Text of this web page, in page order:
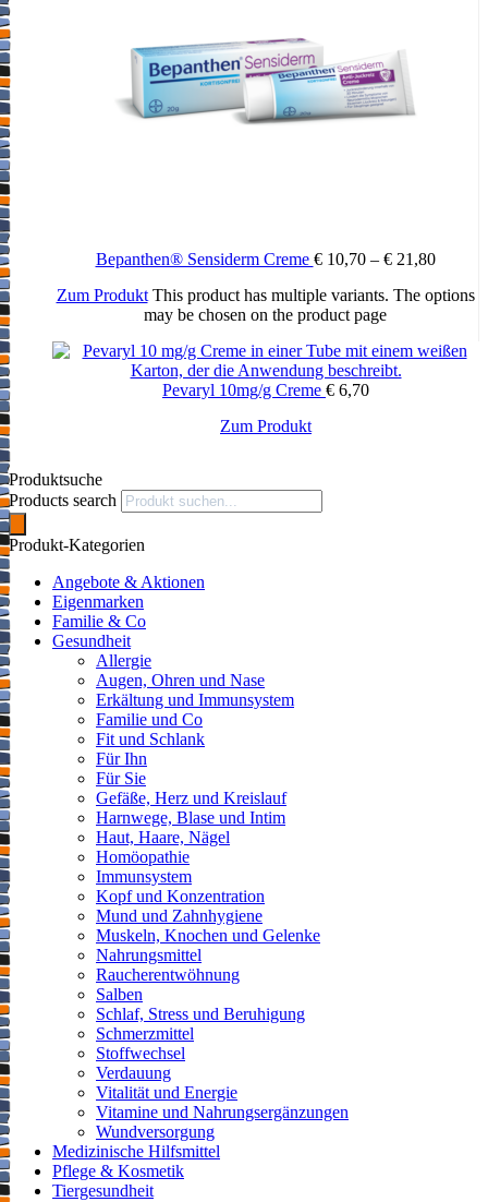
Bepanthen® Sensiderm Creme €10,70– €21,80
Zum Produkt This product has multiple variants. The options
may be chosen on the product page
Pevaryl 10mg/g Creme € 6,70
Zum Produkt
Produktsuche
Products search
Produkt-Kategorien
Angebote & Aktionen
Eigenmarken
Familie & Co
Gesundheit
Allergie
Augen, Ohren und Nase
Erkältung und Immunsystem
Familie und Co
Fit und Schlank
Für Ihn
Für Sie
Gefäße, Herz und Kreislauf
Harnwege, Blase und Intim
Haut, Haare, Nägel
Homöopathie
Immunsystem
Kopf und Konzentration
Mund und Zahnhygiene
Muskeln, Knochen und Gelenke
Nahrungsmittel
Raucherentwöhnung
Salben
Schlaf, Stress und Beruhigung
Schmerzmittel
Stoffwechsel
Verdauung
Vitalität und Energie
Vitamine und Nahrungsergänzungen
Wundversorgung
Medizinische Hilfsmittel
Pflege & Kosmetik
Tiergesundheit